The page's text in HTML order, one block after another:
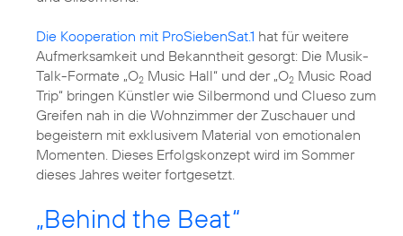
Die Kooperation mit ProSiebenSat.1 hat für weitere
Aufmerksamkeit und Bekanntheit gesorgt: Die Musik-
Talk-Formate „O2 Music Hall“ und der „O2 Music Road
Trip“ bringen Künstler wie Silbermond und Clueso zum
Greifen nah in die Wohnzimmer der Zuschauer und
begeistern mit exklusivem Material von emotionalen
Momenten. Dieses Erfolgskonzept wird im Sommer
dieses Jahres weiter fortgesetzt.
„Behind the Beat“